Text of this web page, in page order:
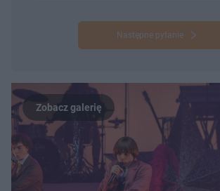
Następne pytanie